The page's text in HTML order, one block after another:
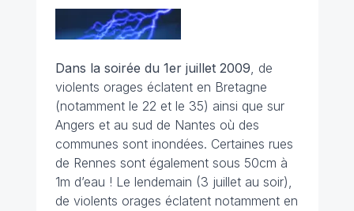
Dans la soirée du 1er juillet 2009, de
violents orages éclatent en Bretagne
(notamment le 22 et le 35) ainsi que sur
Angers et au sud de Nantes où des
communes sont inondées. Certaines rues
de Rennes sont également sous 50cm à
1m d’eau ! Le lendemain (3 juillet au soir),
de violents orages éclatent notamment en